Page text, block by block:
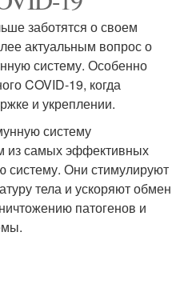
заботятся о своем
актуальным вопрос о
систему. Особенно
COVID-19, когда
и укреплении.
систему
из самых эффективных
систему. Они стимулируют
тела и ускоряют обмен
патогенов и